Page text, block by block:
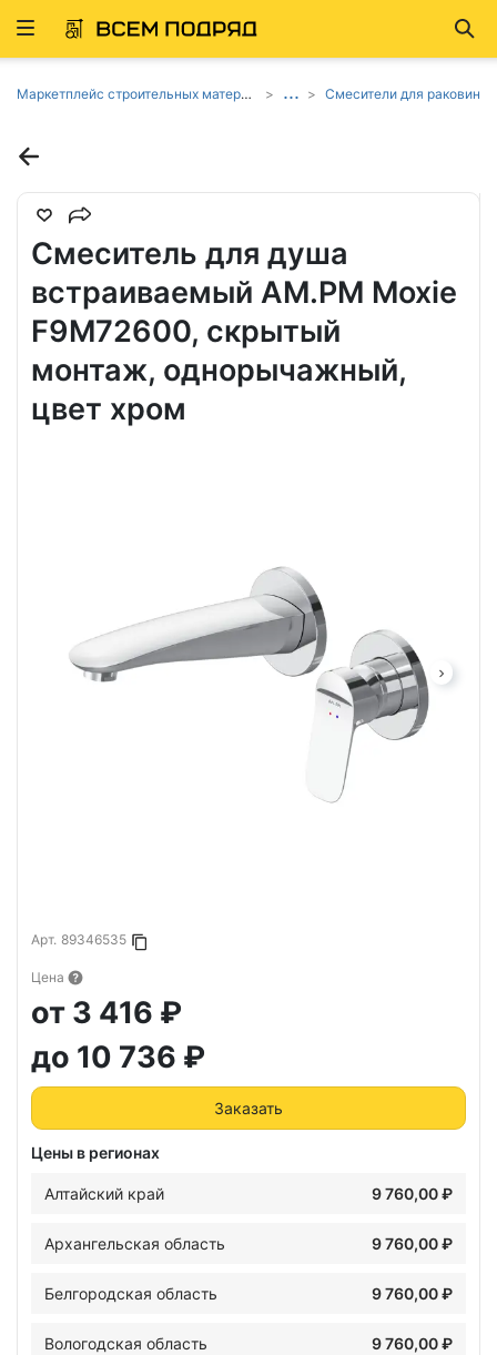
Развернуть
Маркетплейс строительных материалов и товаров ... Смесители для раковин
Смеситель для душа
встраиваемый AM.PM Moxie
F9M72600, скрытый
монтаж, однорычажный,
цвет хром
Арт. 89346535
Копировать в буфер
Цена
от 3 416 ₽
до 10 736 ₽
Заказать
Цены в регионах
Алтайский край 9 760,00 ₽
Архангельская область 9 760,00 ₽
Белгородская область 9 760,00 ₽
Вологодская область 9 760,00 ₽